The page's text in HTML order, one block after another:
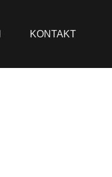
KONTAKT